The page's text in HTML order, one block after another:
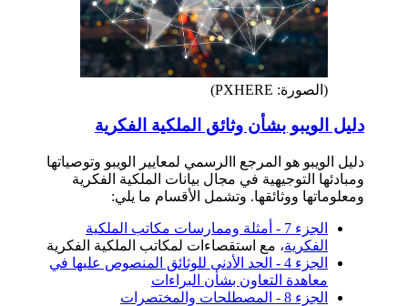
(الصورة: PXHERE)
دليل الويبو بشأن وثائق الملكية الفكرية
دليل الويبو هو المرجع االرسمي لمعايير الويبو وتوصياتها
ومبادئها التوجيهية في مجال بيانات الملكية الفكرية
ومعلوماتها ووثائقها. وتشمل الأقسام ما يلي:
الجزء 7 - أمثلة وممارسات مكاتب الملكية
الفكرية، مع استقصاءات لمكاتب الملكية الفكرية
الجزء 4 - الحد الأدنى للوثائق المنصوص عليها في
معاهدة التعاون بشأن البراءات
الجزء 8 - المصطلحات والمختصرات